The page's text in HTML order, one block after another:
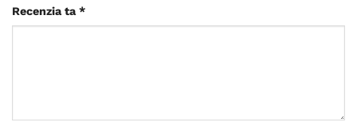
Recenzia ta*